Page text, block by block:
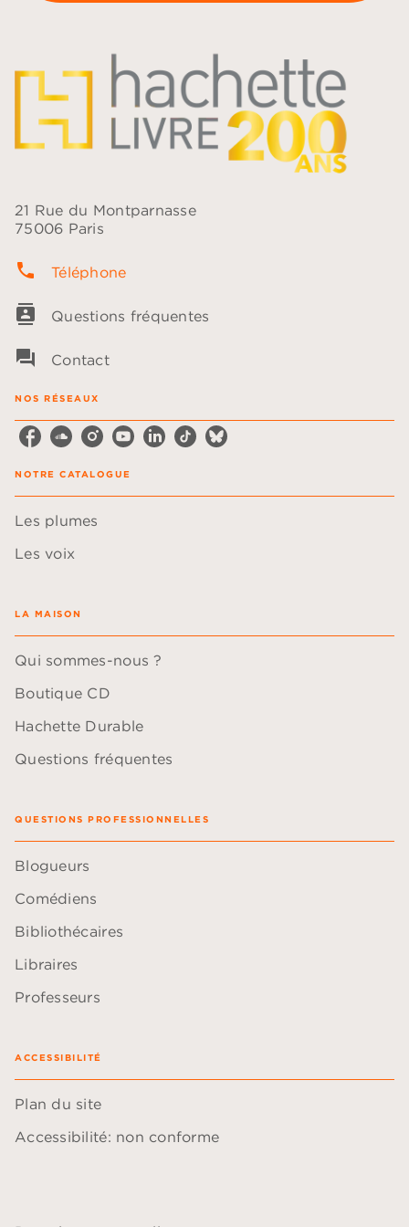
21 Rue du Montparnasse
75006 Paris
phone Téléphone
contacts Questions fréquentes
question_answer Contact
NOS RÉSEAUX
NOTRE CATALOGUE
Les plumes
Les voix
LA MAISON
Qui sommes-nous ?
Boutique CD
Hachette Durable
Questions fréquentes
QUESTIONS PROFESSIONNELLES
Blogueurs
Comédiens
Bibliothécaires
Libraires
Professeurs
ACCESSIBILITÉ
Plan du site
Accessibilité: non conforme